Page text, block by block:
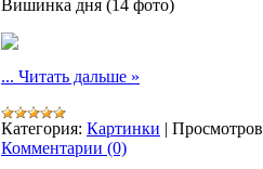
Вишинка дня (14 фото)
... Читать дальше »
Категория: Картинки |
Комментарии (0)